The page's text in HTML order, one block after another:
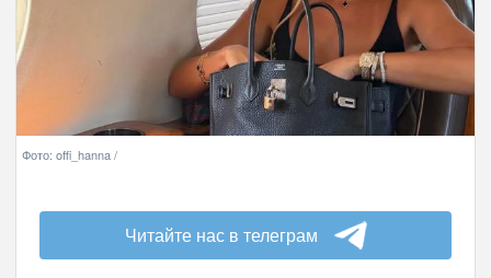
Фото: offi_hanna /
Читайте нас в телеграм